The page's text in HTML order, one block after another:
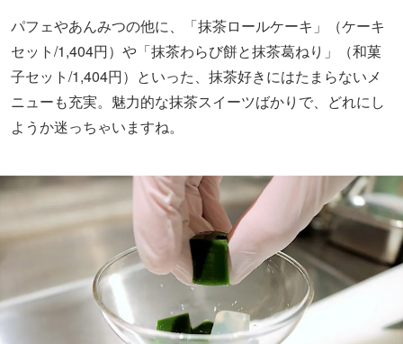
パフェやあんみつの他に、「抹茶ロールケーキ」（ケーキ
セット/1,404円）や「抹茶わらび餅と抹茶葛ねり」（和菓
子セット/1,404円）といった、抹茶好きにはたまらないメ
ニューも充実。魅力的な抹茶スイーツばかりで、どれにし
ようか迷っちゃいますね。